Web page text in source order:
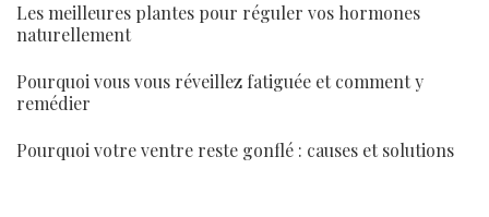
Les meilleures plantes pour réguler vos hormones
naturellement
Pourquoi vous vous réveillez fatiguée et comment y
remédier
Pourquoi votre ventre reste gonflé : causes et solutions